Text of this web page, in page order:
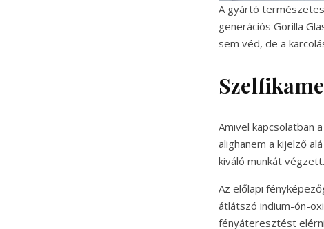
A gyártó
generációs Gorilla
sem véd, de a
Amivel kapcsolatban
alighanem a kijelző
kiváló munkát végzett.
Az előlapi
átlátszó indium-ón-
fényáteresztést